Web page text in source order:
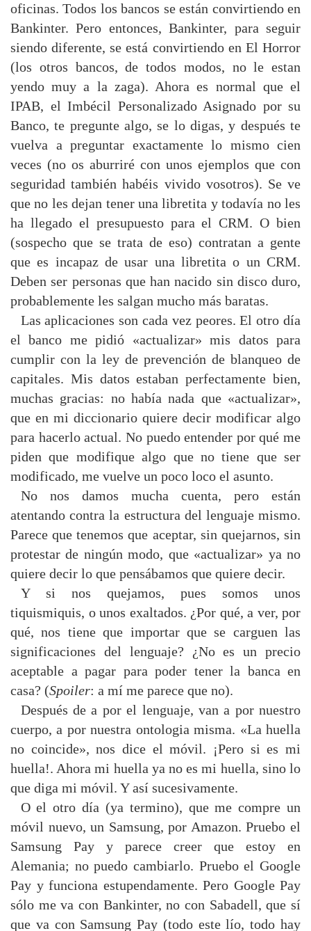
oficinas. Todos los bancos se están convirtiendo en
Bankinter. Pero entonces, Bankinter, para seguir
siendo diferente, se está convirtiendo en El Horror
(los otros bancos, de todos modos, no le estan
yendo muy a la zaga). Ahora es normal que el
IPAB, el Imbécil Personalizado Asignado por su
Banco, te pregunte algo, se lo digas, y después te
vuelva a preguntar exactamente lo mismo cien
veces (no os aburriré con unos ejemplos que con
seguridad también habéis vivido vosotros). Se ve
que no les dejan tener una libretita y todavía no les
ha llegado el presupuesto para el CRM. O bien
(sospecho que se trata de eso) contratan a gente
que es incapaz de usar una libretita o un CRM.
Deben ser personas que han nacido sin disco duro,
probablemente les salgan mucho más baratas.
Las aplicaciones son cada vez peores. El otro día
el banco me pidió «actualizar» mis datos para
cumplir con la ley de prevención de blanqueo de
capitales. Mis datos estaban perfectamente bien,
muchas gracias: no había nada que «actualizar»,
que en mi diccionario quiere decir modificar algo
para hacerlo actual. No puedo entender por qué me
piden que modifique algo que no tiene que ser
modificado, me vuelve un poco loco el asunto.
No nos damos mucha cuenta, pero están
atentando contra la estructura del lenguaje mismo.
Parece que tenemos que aceptar, sin quejarnos, sin
protestar de ningún modo, que «actualizar» ya no
quiere decir lo que pensábamos que quiere decir.
Y si nos quejamos, pues somos unos
tiquismiquis, o unos exaltados. ¿Por qué, a ver, por
qué, nos tiene que importar que se carguen las
significaciones del lenguaje? ¿No es un precio
aceptable a pagar para poder tener la banca en
casa? (Spoiler: a mí me parece que no).
Después de a por el lenguaje, van a por nuestro
cuerpo, a por nuestra ontologia misma. «La huella
no coincide», nos dice el móvil. ¡Pero si es mi
huella!. Ahora mi huella ya no es mi huella, sino lo
que diga mi móvil. Y así sucesivamente.
O el otro día (ya termino), que me compre un
móvil nuevo, un Samsung, por Amazon. Pruebo el
Samsung Pay y parece creer que estoy en
Alemania; no puedo cambiarlo. Pruebo el Google
Pay y funciona estupendamente. Pero Google Pay
sólo me va con Bankinter, no con Sabadell, que sí
que va con Samsung Pay (todo este lío, todo hay